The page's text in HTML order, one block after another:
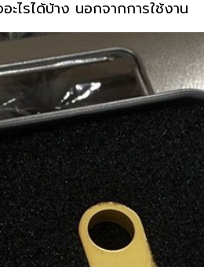
ะไรได้บ้าง นอกจากการใช้งาน